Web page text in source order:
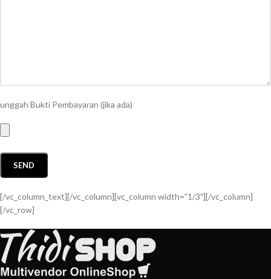
unggah Bukti Pembayaran (jika ada)
[/vc_column_text][/vc_column][vc_column width=”1/3″][/vc_column]
[/vc_row]